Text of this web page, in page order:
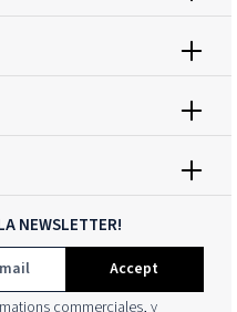
NEWSLETTER!
Accept
commerciales, y